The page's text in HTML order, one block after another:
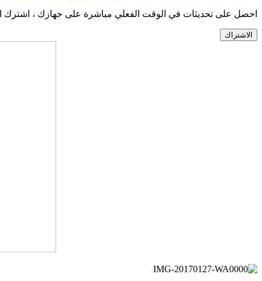
احصل على تحديثات في الوقت الفعلي مباشرة على جهازك ، اشترك
الاشتراك